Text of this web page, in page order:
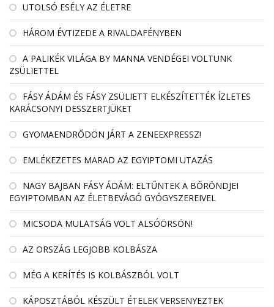
UTOLSÓ ESÉLY AZ ÉLETRE
HÁROM ÉVTIZEDE A RIVALDAFÉNYBEN
A PALIKÉK VILÁGA BY MANNA VENDÉGEI VOLTUNK
ZSÜLIETTEL
FÁSY ÁDÁM ÉS FÁSY ZSÜLIETT ELKÉSZÍTETTÉK ÍZLETES
KARÁCSONYI DESSZERTJÜKET
GYOMAENDRŐDÖN JÁRT A ZENEEXPRESSZ!
EMLÉKEZETES MARAD AZ EGYIPTOMI UTAZÁS
NAGY BAJBAN FÁSY ÁDÁM: ELTŰNTEK A BŐRÖNDJEI
EGYIPTOMBAN AZ ÉLETBEVÁGÓ GYÓGYSZEREIVEL
MICSODA MULATSÁG VOLT ALSÓÖRSÖN!
AZ ORSZÁG LEGJOBB KOLBÁSZA
MÉG A KERÍTÉS IS KOLBÁSZBÓL VOLT
KÁPOSZTÁBÓL KÉSZÜLT ÉTELEK VERSENYEZTEK